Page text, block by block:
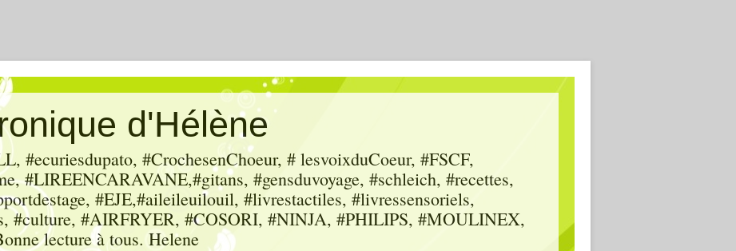
d'Hélène
#ecuriesdupato, #CrochesenChoeur, # lesvoixduCoeur, #FSCF,
#LIREENCARAVANE,#gitans, #gensduvoyage, #schleich, #recettes,
#EJE,#aileileuilouil, #livrestactiles, #livressensoriels,
#culture, #AIRFRYER, #COSORI, #NINJA, #PHILIPS, #MOULINEX,
lecture à tous. Helene